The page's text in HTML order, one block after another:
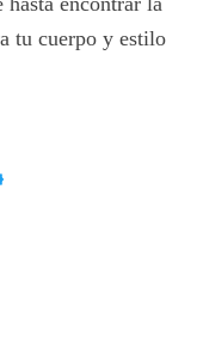
tu cuerpo y estilo